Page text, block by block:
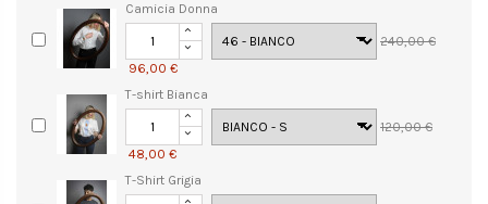
Camicia Donna
240,00 €
96,00 €
T-shirt Bianca
120,00 €
48,00 €
T-Shirt Grigia